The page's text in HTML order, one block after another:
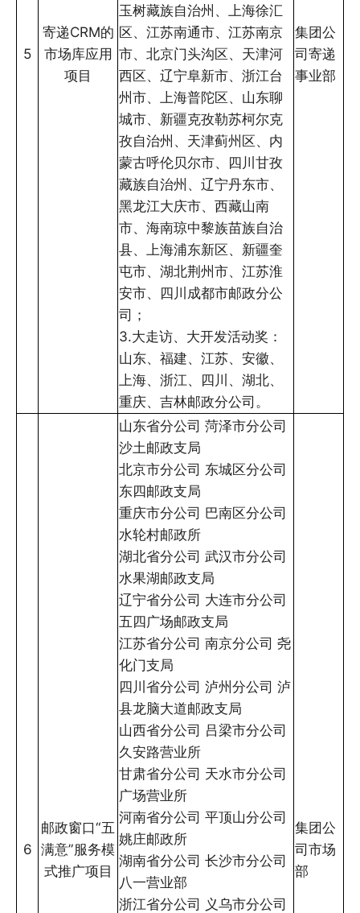
5
寄递CRM的
市场库应用
项目
玉树藏族自治州、上海徐汇
区、江苏南通市、江苏南京
市、北京门头沟区、天津河
西区、辽宁阜新市、浙江台
州市、上海普陀区、山东聊
城市、新疆克孜勒苏柯尔克
孜自治州、天津蓟州区、内
蒙古呼伦贝尔市、四川甘孜
藏族自治州、辽宁丹东市、
黑龙江大庆市、西藏山南
市、海南琼中黎族苗族自治
县、上海浦东新区、新疆奎
屯市、湖北荆州市、江苏淮
安市、四川成都市邮政分公
司；
3.大走访、大开发活动奖：
山东、福建、江苏、安徽、
上海、浙江、四川、湖北、
重庆、吉林邮政分公司。
集团公
司寄递
事业部
6
邮政窗口“五
满意”服务模
式推广项目
山东省分公司 菏泽市分公司
沙土邮政支局
北京市分公司 东城区分公司
东四邮政支局
重庆市分公司 巴南区分公司
水轮村邮政所
湖北省分公司 武汉市分公司
水果湖邮政支局
辽宁省分公司 大连市分公司
五四广场邮政支局
江苏省分公司 南京分公司 尧
化门支局
四川省分公司 泸州分公司 泸
县龙脑大道邮政支局
山西省分公司 吕梁市分公司
久安路营业所
甘肃省分公司 天水市分公司
广场营业所
河南省分公司 平顶山分公司
姚庄邮政所
湖南省分公司 长沙市分公司
八一营业部
浙江省分公司 义乌市分公司
集团公
司市场
部